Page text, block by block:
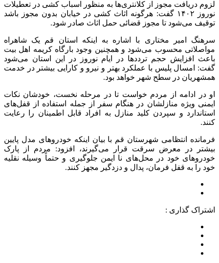
لزوم دریافت مجوز از کلانتری‌ها به منظور اسباب کشی در تعطیلات
نوروز ۱۴۰۲ گفت: هرگونه اثاث کشی در خیابان بدون مجوز باشد
توقیف می‌شود تا مجوز قضائی حمل اثاث صادر شود.
سرهنگ امیر مختاری با اشاره به اینکه استان قم یک شاهراه
مواصلاتی محسوب می‌شود و همچنین وجود بارگاه کریمه اهل بیت
باعث افزایش حجم ترددها در ایام نوروز در این استان می‌شود
گفت: امسال پلیس با عملکرد بهتر و نیرو و کارایی بیشتر در خدمت
همشهریان در سطح شهر خواهد بود.
او در ادامه از مردم خواست تا در مرحله نخست، خودشان نکات
ایمنی ویژه منازلشان در هنگام سفر از جمله استفاده از قفل‌های
استاندارد و سپردن کلید منازل به افراد قابل اطمینان را رعایت
کنند.
فرمانده انتظامی شهرستان قم با بیان اینکه خودروهای مدل پایین
بیشتر در معرض سرقت قرار می‌گیرند، افزود: مردم از پارک
خودروهای خود در محل‌های نا ایمن جلوگیری و حتماً وسیله نقلیه
خود را به قفل فرمان، پدال و دزدگیر مجهز کنند.
اشتراک گذاری :